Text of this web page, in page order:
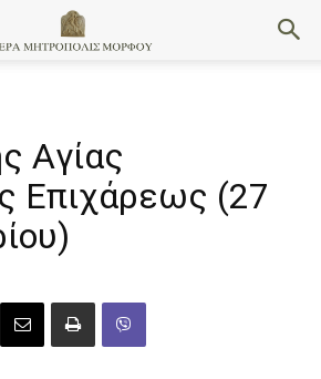
Aγίας
Eπιχάρεως (27